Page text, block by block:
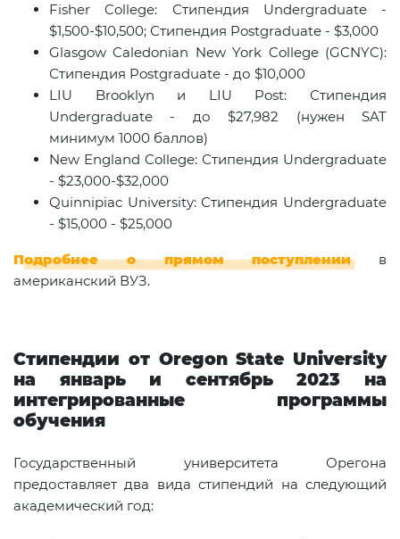
Fisher College: Стипендия Undergraduate -
$1,500-$10,500; Стипендия Postgraduate - $3,000
Glasgow Caledonian New York College (GCNYC):
Стипендия Postgraduate - до $10,000
LIU Brooklyn и LIU Post: Стипендия
Undergraduate - до $27,982 (нужен SAT
минимум 1000 баллов)
New England College: Стипендия Undergraduate
- $23,000-$32,000
Quinnipiac University: Стипендия Undergraduate
- $15,000 - $25,000
Подробнее о прямом поступлениив
американский ВУЗ.
Стипендии от Oregon State University
на январь и сентябрь 2023 на
интегрированные программы
обучения
Государственный университета Орегона
предоставляет два вида стипендий на следующий
академический год: